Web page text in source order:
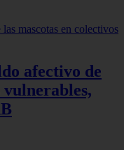
afectivo de
vulnerables,